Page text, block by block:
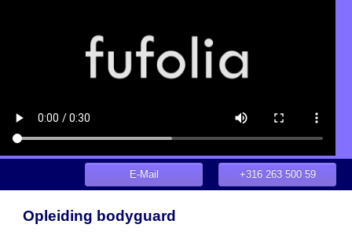
+316 263 500 59
E-Mail
Opleiding bodyguard